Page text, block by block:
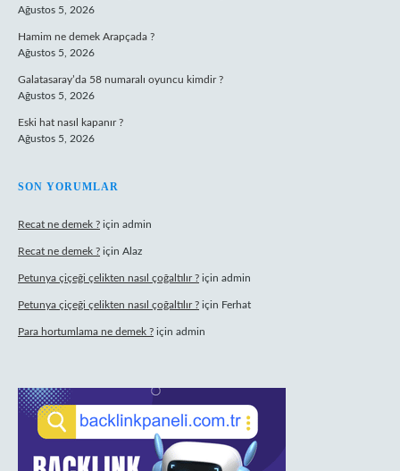
Ağustos 5, 2026
Hamim ne demek Arapçada ?
Ağustos 5, 2026
Galatasaray’da 58 numaralı oyuncu kimdir ?
Ağustos 5, 2026
Eski hat nasıl kapanır ?
Ağustos 5, 2026
SON YORUMLAR
Recat ne demek ? için admin
Recat ne demek ? için Alaz
Petunya çiçeği çelikten nasıl çoğaltılır ? için admin
Petunya çiçeği çelikten nasıl çoğaltılır ? için Ferhat
Para hortumlama ne demek ? için admin